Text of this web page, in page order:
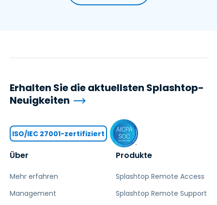
Über
Mehr erfahren
Management
Produkte
Splashtop Remote Access
Splashtop Remote Support
Erhalten Sie die aktuellsten Splashtop-
Neuigkeiten
ISO/IEC 27001-zertifiziert